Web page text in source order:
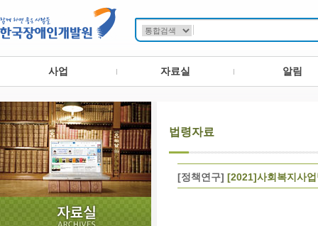
사업 자료실 알림
법령자료
[정책연구] [2021]사회복지사